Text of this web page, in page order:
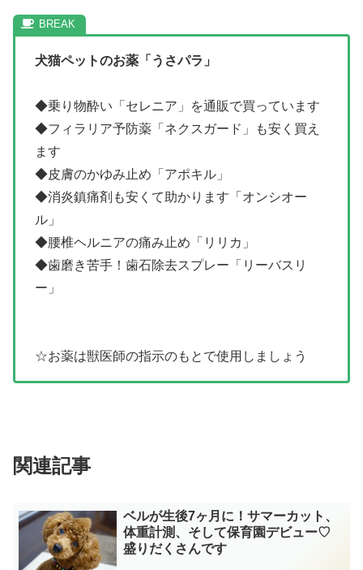
犬猫ペットのお薬「うさパラ」
◆乗り物酔い「セレニア」を通販で買っています
◆フィラリア予防薬「ネクスガード」も安く買え
ます
◆皮膚のかゆみ止め「アポキル」
◆消炎鎮痛剤も安くて助かります「オンシオー
ル」
◆腰椎ヘルニアの痛み止め「リリカ」
◆歯磨き苦手！歯石除去スプレー「リーバスリ
ー」
☆お薬は獣医師の指示のもとで使用しましょう
関連記事
ベルが生後7ヶ月に！サマーカット、
体重計測、そして保育園デビュー♡
盛りだくさんです